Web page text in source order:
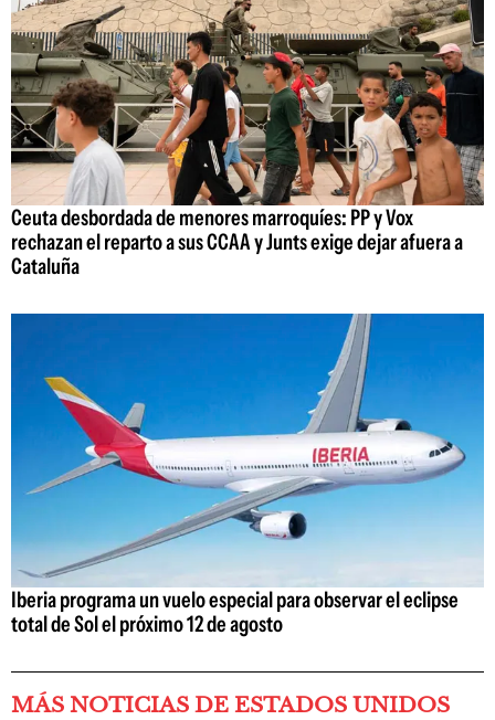
Ceuta desbordada de menores marroquíes: PP y Vox
rechazan el reparto a sus CCAA y Junts exige dejar afuera a
Cataluña
Iberia programa un vuelo especial para observar el eclipse
total de Sol el próximo 12 de agosto
MÁS NOTICIAS DE ESTADOS UNIDOS